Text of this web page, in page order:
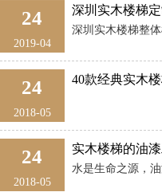
24
2019-04
深圳实木楼梯
24
2018-05
40款经典实木
24
2018-05
实木楼梯的油